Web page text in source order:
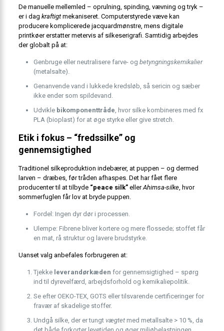
De manuelle mellemled – oprulning, spinding, vævning og tryk –
er i dag kraftigtmekaniseret. Computerstyrede væve kan
producere komplicerede jacquardmønstre, mens digitale
printkøer erstatter metervis af silkeserigrafi. Samtidig arbejdes
der globalt på at:
Genbruge eller neutralisere farve- og betyngningskemikalier
(metalsalte).
Genanvende vand i lukkede kredsløb, så sericin og sæber
ikke ender som spildevand.
Udvikle bikomponenttråde, hvor silke kombineres med fx
PLA (bioplast) for at øge styrke eller give stretch.
Etik i fokus – “fredssilke” og
gennemsigtighed
Traditionel silkeproduktion indebærer, at puppen – og dermed
larven – dræbes, før tråden afhaspes. Det har fået flere
producenter til at tilbyde “peace silk”ellerAhimsa-silke, hvor
sommerfuglen får lov at bryde puppen.
Fordel: Ingen dyr dør i processen.
Ulempe: Fibrene bliver kortere og mere flossede; stoffet får
en mat, rå struktur og lavere brudstyrke.
Uanset valg anbefales forbrugeren at:
Tjekke leverandørkæden for gennemsigtighed – spørg
ind til dyrevelfærd, arbejdsforhold og kemikaliepolitik.
Se efter OEKO-TEX, GOTS eller tilsvarende certificeringer for
fravær af skadelige stoffer.
Undgå silke, der er tungt vægtetmed metallsalte > 10 %, da